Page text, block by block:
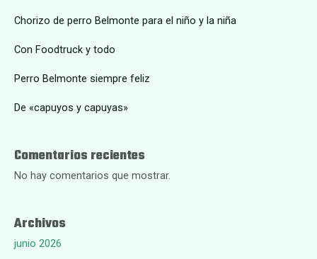
Chorizo de perro Belmonte para el niño y la niña
Con Foodtruck y todo
Perro Belmonte siempre feliz
De «capuyos y capuyas»
Comentarios recientes
No hay comentarios que mostrar.
Archivos
junio 2026